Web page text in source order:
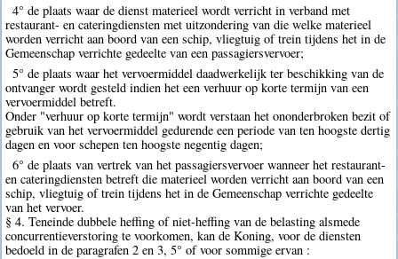
4° de plaats waar de dienst materieel wordt verricht in verband met
restaurant- en cateringdiensten met uitzondering van die welke materieel
worden verricht aan boord van een schip, vliegtuig of trein tijdens het in de
Gemeenschap verrichte gedeelte van een passagiersvervoer;
5° de plaats waar het vervoermiddel daadwerkelijk ter beschikking van de
ontvanger wordt gesteld indien het een verhuur op korte termijn van een
vervoermiddel betreft.
Onder "verhuur op korte termijn" wordt verstaan het ononderbroken bezit of
gebruik van het vervoermiddel gedurende een periode van ten hoogste dertig
dagen en voor schepen ten hoogste negentig dagen;
6° de plaats van vertrek van het passagiersvervoer wanneer het restaurant-
en cateringdiensten betreft die materieel worden verricht aan boord van een
schip, vliegtuig of trein tijdens het in de Gemeenschap verrichte gedeelte
van het vervoer.
§ 4. Teneinde dubbele heffing of niet-heffing van de belasting alsmede
concurrentieverstoring te voorkomen, kan de Koning, voor de diensten
bedoeld in de paragrafen 2 en 3, 5° of voor sommige ervan :